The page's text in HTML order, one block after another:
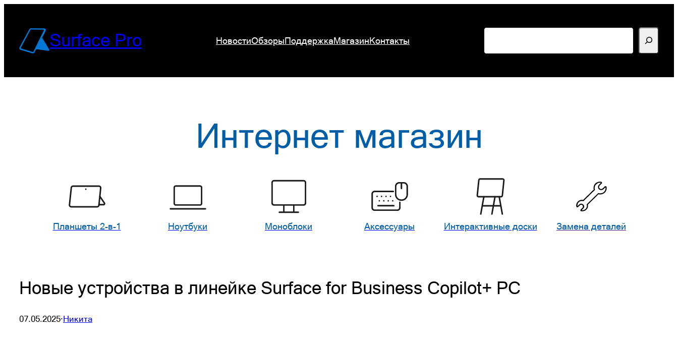
содержимомуSurface Pro НовостиОбзорыПоддержкаМагазинКонтакты
Интернет магазин
Планшеты 2-в-1 Ноутбуки Моноблоки Аксессуары Интерактивные доски Замена деталей
Новые устройства в линейке Surface for Business Copilot+ PC
07.05.2025·Никита